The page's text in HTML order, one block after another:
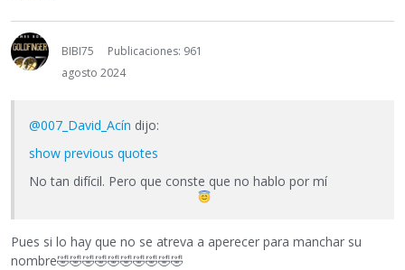
BIBI75
Publicaciones: 961
agosto 2024
@007_David_Acín dijo:
show previous quotes
No tan difícil. Pero que conste que no hablo por mí
Pues si lo hay que no se atreva a aperecer para manchar su
nombre🤣🤣🤣🤣🤣🤣🤣🤣🤣🤣